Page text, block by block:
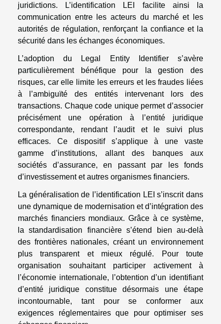
juridictions. L’identification LEI facilite ainsi la
communication entre les acteurs du marché et les
autorités de régulation, renforçant la confiance et la
sécurité dans les échanges économiques.
L’adoption du Legal Entity Identifier s’avère
particulièrement bénéfique pour la gestion des
risques, car elle limite les erreurs et les fraudes liées
à l’ambiguïté des entités intervenant lors des
transactions. Chaque code unique permet d’associer
précisément une opération à l’entité juridique
correspondante, rendant l’audit et le suivi plus
efficaces. Ce dispositif s’applique à une vaste
gamme d’institutions, allant des banques aux
sociétés d’assurance, en passant par les fonds
d’investissement et autres organismes financiers.
La généralisation de l’identification LEI s’inscrit dans
une dynamique de modernisation et d’intégration des
marchés financiers mondiaux. Grâce à ce système,
la standardisation financière s’étend bien au-delà
des frontières nationales, créant un environnement
plus transparent et mieux régulé. Pour toute
organisation souhaitant participer activement à
l’économie internationale, l’obtention d’un identifiant
d’entité juridique constitue désormais une étape
incontournable, tant pour se conformer aux
exigences réglementaires que pour optimiser ses